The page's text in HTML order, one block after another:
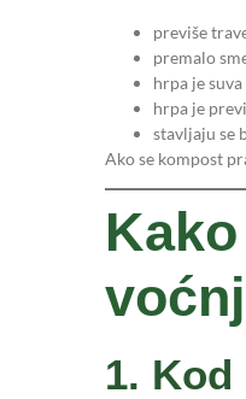
previše
premalo
hrpa je
hrpa je
stavljaju se
Ako se kompost
1.